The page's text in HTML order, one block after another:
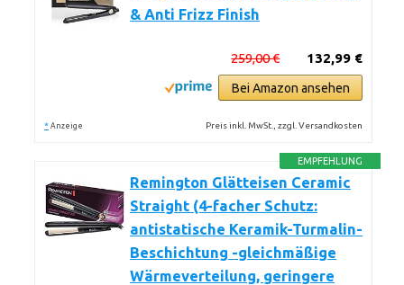
& Anti Frizz Finish
132,99 €
259,00 €
Bei Amazon ansehen
* Anzeige Preis inkl. MwSt., zzgl. Versandkosten
EMPFEHLUNG
Remington Glätteisen Ceramic
Straight (4-facher Schutz:
antistatische Keramik-Turmalin-
Beschichtung -gleichmäßige
Wärmeverteilung, geringere